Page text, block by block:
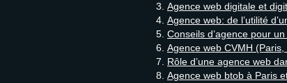
Agence web digitale et
Agence web: de l’utilité
Conseils d’agence pour
Agence web CVMH
Rôle d’une agence web
Agence web btob à Paris